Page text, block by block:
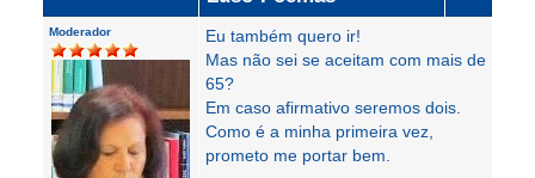
Moderador
Eu também quero ir!
Mas não sei se aceitam com mais de
65?
Em caso afirmativo seremos dois.
Como é a minha primeira vez,
prometo me portar bem.